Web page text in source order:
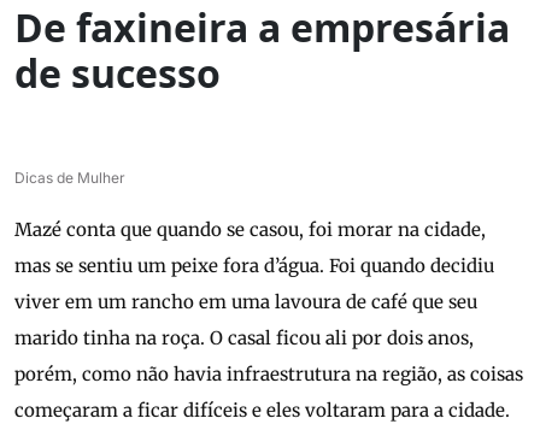
De faxineira a empresária
de sucesso
Dicas de Mulher
Mazé conta que quando se casou, foi morar na cidade,
mas se sentiu um peixe fora d’água. Foi quando decidiu
viver em um rancho em uma lavoura de café que seu
marido tinha na roça. O casal ficou ali por dois anos,
porém, como não havia infraestrutura na região, as coisas
começaram a ficar difíceis e eles voltaram para a cidade.